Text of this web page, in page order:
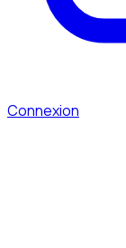
Connexion